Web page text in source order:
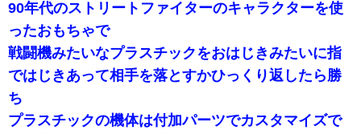
90年代のストリートファイターのキャラクターを使
ったおもちゃで
戦闘機みたいなプラスチックをおはじきみたいに指
ではじきあって相手を落とすかひっくり返したら勝
ち
プラスチックの機体は付加パーツでカスタマイズで